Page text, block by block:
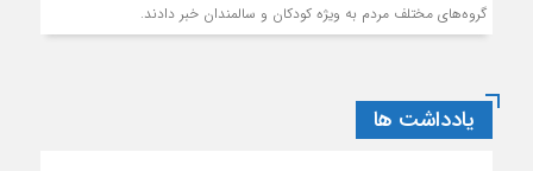
گروه‌های مختلف مردم به ویژه کودکان و سالمندان خبر دادند.
یادداشت ها